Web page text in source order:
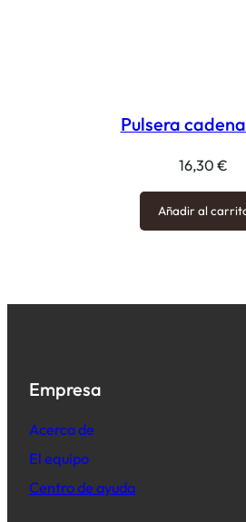
Pulsera
16,30 €
Añadir al
Empresa
Acerca de
El equipo
Centro de ayuda